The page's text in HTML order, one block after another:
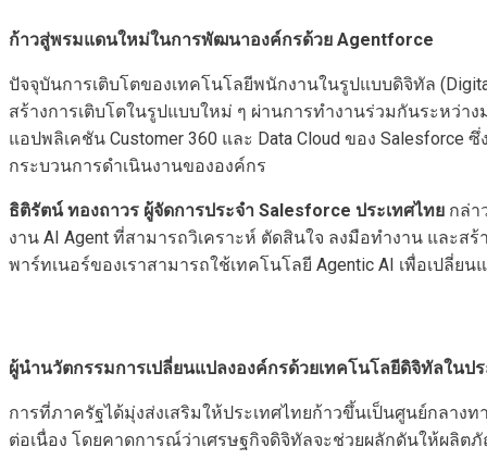
ก้าวสู่พรมแดนใหม่ในการพัฒนาองค์กรด้วย Agentforce
ปัจจุบันการเติบโตของเทคโนโลยีพนักงานในรูปแบบดิจิทัล
สร้างการเติบโตในรูปแบบใหม่ ๆ ผ่านการทำงานร่วมกันระหว่า
แอปพลิเคชัน Customer 360 และ Data Cloud ของ
กระบวนการดำเนินงานขององค์กร
ธิติรัตน์ ทองถาวร ผู้จัดการประจำ Salesforce ประเทศไทย กล่า
งาน AI Agent ที่สามารถวิเคราะห์ ตัดสินใจ ลงมือทำงาน และ
พาร์ทเนอร์ของเราสามารถใช้เทคโนโลยี Agentic AI เพื่อเปลี่
ผู้นำนวัตกรรมการเปลี่ยนแปลงองค์กรด้วยเทคโนโลยีดิจิทัลในปร
การที่ภาครัฐได้มุ่งส่งเสริมให้ประเทศไทยก้าวขึ้นเป็นศูนย์กลาง
ต่อเนื่อง โดยคาดการณ์ว่าเศรษฐกิจดิจิทัลจะช่วยผลักดันให้ผลิต